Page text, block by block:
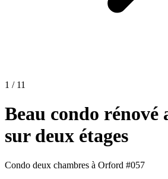
1 / 11
Beau condo rénové
sur deux étages
Condo deux chambres à Orford #057